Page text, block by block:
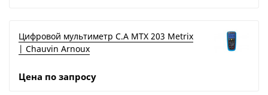
Цифровой мультиметр C.A MTX 203 Metrix
| Chauvin Arnoux
Цена по запросу